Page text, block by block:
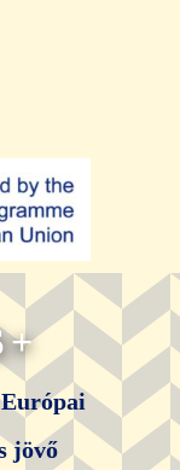
jövő